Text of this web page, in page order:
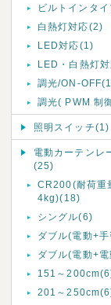
ビルトインタ
白熱灯対応(2)
LED対応(1)
LED・白熱灯
調光/ON-
調光( PWM 制
照明スイッチ(1)
電動カーテンレ
(25)
CR200(耐荷重
4kg)(18)
シングル(6)
ダブル(電動+
ダブル(電動+
151～
201～